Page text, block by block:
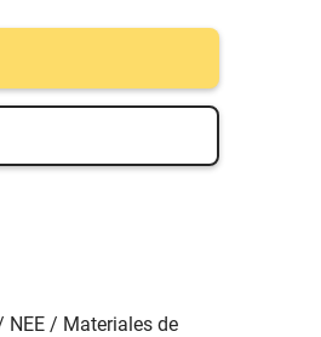
NEE / Materiales de